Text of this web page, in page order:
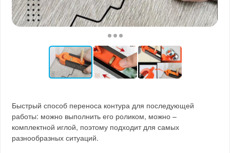
Быстрый способ переноса контура для последующей
работы: можно выполнить его роликом, можно –
комплектной иглой, поэтому подходит для самых
разнообразных ситуаций.